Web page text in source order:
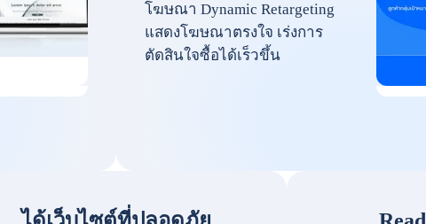
โฆษณา Dynamic Retargeting
แสดงโฆษณาตรงใจ เร่งการ
ตัดสินใจซื้อได้เร็วขึ้น